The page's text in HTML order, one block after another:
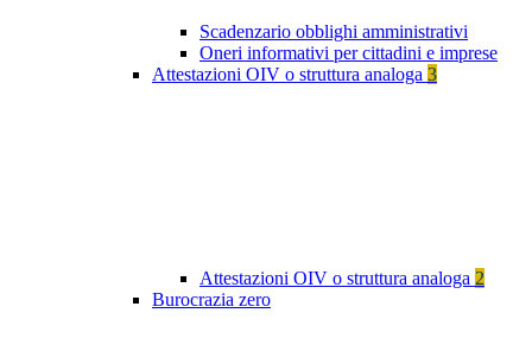
Scadenzario obblighi amministrativi
Oneri informativi per cittadini e imprese
Attestazioni OIV o struttura analoga 3
Attestazioni OIV o struttura analoga 2
Burocrazia zero